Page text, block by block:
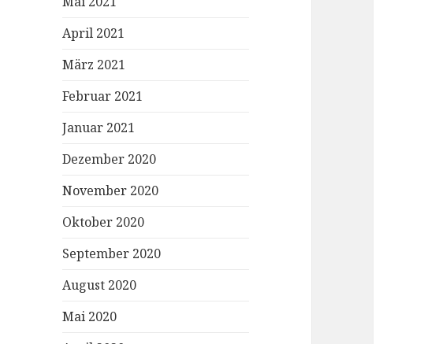
April 2021
März 2021
Februar 2021
Januar 2021
Dezember 2020
November 2020
Oktober 2020
September 2020
August 2020
Mai 2020